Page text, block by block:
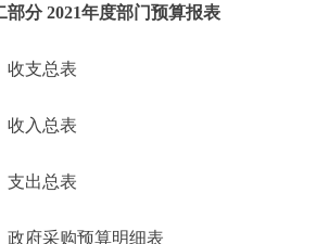
12345网上接诉即办
参与调查
部分 2021年度部门预算报表
支总表
入总表
出总表
府采购预算明细表